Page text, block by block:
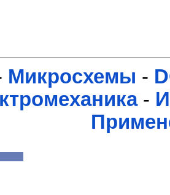
Микросхемы -
-